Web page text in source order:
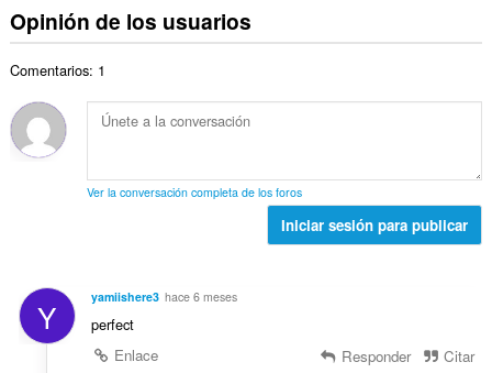
Opinión de los usuarios
Comentarios: 1
Ver la conversación completa de los foros
Iniciar sesión para publicar
Y yamiishere3 hace 6 meses
perfect
Enlace
Responder Citar